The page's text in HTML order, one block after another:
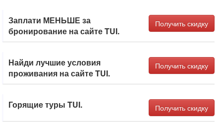
Заплати МЕНЬШЕ за
бронирование на сайте TUI.
Получить скидку
Найди лучшие условия
проживания на сайте TUI.
Получить скидку
Горящие туры TUI. Получить скидку